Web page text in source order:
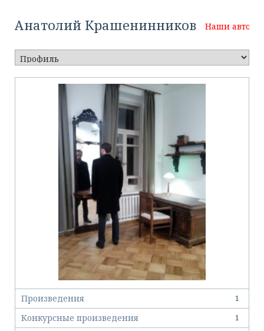
Анатолий Крашенинников Наши авторы
Произведения 1
Конкурсные произведения 1